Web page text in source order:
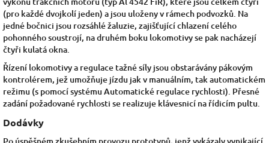
(pro každédvojkolí jeden) a jsou uloženy v rámech podvozků. Na
jedné bočnici jsou rozsáhlé žaluzie, zajišťující chlazení celého
pohonného soustrojí, na druhém boku lokomotivy se pak nacházejí
čtyři kulatá okna.
Řízení lokomotivy a regulace tažné síly jsou obstarávány pákovým
kontrolérem, jež umožňuje jízdu jak v manuálním, tak automatickém
režimu (s pomocí systému Automatické regulace rychlosti). Přesné
zadání požadované rychlosti se realizuje klávesnicí na řídicím pultu.
Dodávky